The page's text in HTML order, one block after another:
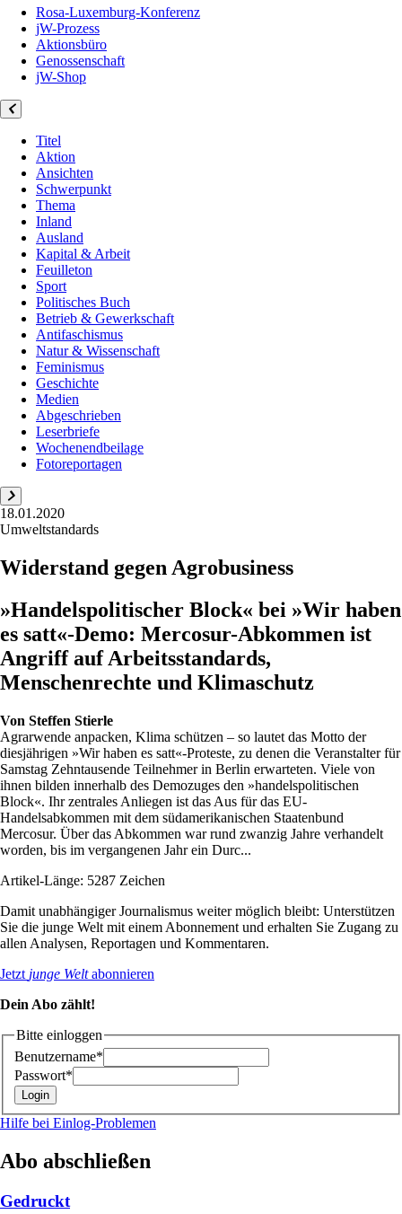
Rosa-Luxemburg-Konferenz
jW-Prozess
Aktionsbüro
Genossenschaft
jW-Shop
Titel
Aktion
Ansichten
Schwerpunkt
Thema
Inland
Ausland
Kapital & Arbeit
Feuilleton
Sport
Politisches Buch
Betrieb & Gewerkschaft
Antifaschismus
Natur & Wissenschaft
Feminismus
Geschichte
Medien
Abgeschrieben
Leserbriefe
Wochenendbeilage
Fotoreportagen
18.01.2020
Umweltstandards
Widerstand gegen Agrobusiness
»Handelspolitischer Block« bei »Wir haben
es satt«-Demo: Mercosur-Abkommen ist
Angriff auf Arbeitsstandards,
Menschenrechte und Klimaschutz
Von Steffen Stierle
Agrarwende anpacken, Klima schützen – so lautet das Motto der
diesjährigen »Wir haben es satt«-Proteste, zu denen die Veranstalter für
Samstag Zehntausende Teilnehmer in Berlin erwarteten. Viele von
ihnen bilden innerhalb des Demozuges den »handelspolitischen
Block«. Ihr zentrales Anliegen ist das Aus für das EU-
Handelsabkommen mit dem südamerikanischen Staatenbund
Mercosur. Über das Abkommen war rund zwanzig Jahre verhandelt
worden, bis im vergangenen Jahr ein Durc...
Artikel-Länge: 5287 Zeichen
Damit unabhängiger Journalismus weiter möglich bleibt: Unterstützen
Sie die junge Welt mit einem Abonnement und erhalten Sie Zugang zu
allen Analysen, Reportagen und Kommentaren.
Jetzt junge Weltabonnieren
Dein Abo zählt!
Bitte einloggen
Benutzername*
Passwort*
Hilfe bei Einlog-Problemen
Abo abschließen
Gedruckt